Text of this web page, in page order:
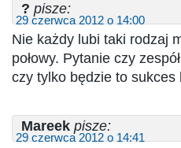
? pisze:
29 czerwca 2012 o 14:00
Nie każdy lubi taki rodzaj
połowy. Pytanie czy
czy tylko będzie to sukces
Mareek pisze:
29 czerwca 2012 o 14:41